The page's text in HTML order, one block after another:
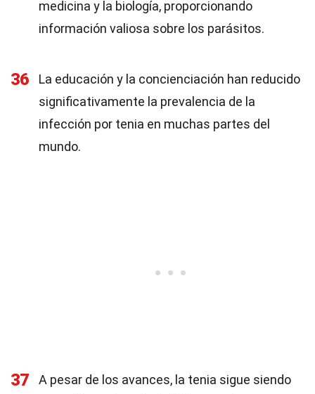
medicina y la biología, proporcionando
información valiosa sobre los parásitos.
36
La educación y la concienciación han reducido
significativamente la prevalencia de la
infección por tenia en muchas partes del
mundo.
37
A pesar de los avances, la tenia sigue siendo